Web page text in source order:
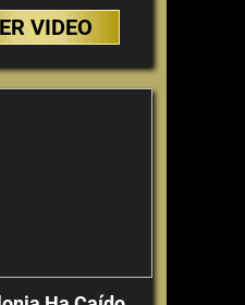
VIDEO